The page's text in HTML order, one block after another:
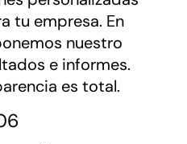
tu empresa. En
nuestro
e informes.
es total.